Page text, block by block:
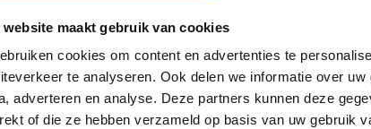
website maakt gebruik van cookies
cookies om content en advertenties te
te analyseren. Ook delen we informatie over
adverteren en analyse. Deze partners kunnen deze
of die ze hebben verzameld op basis van uw gebruik